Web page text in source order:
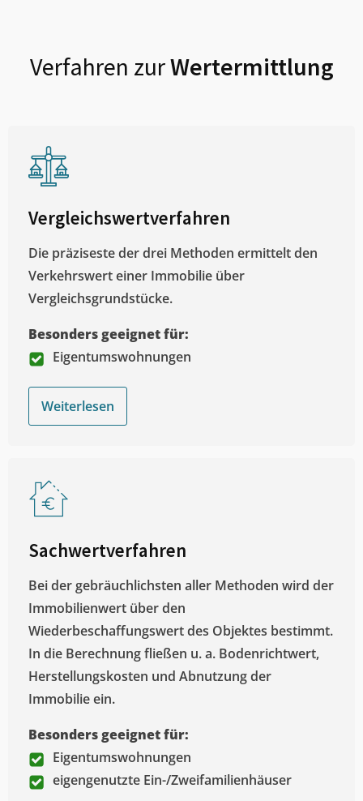
Verfahren zurWertermittlung
Vergleichswertverfahren
Die präziseste der drei Methoden ermittelt den
Verkehrswert einer Immobilie über
Vergleichsgrundstücke.
Besonders geeignet für:
Eigentumswohnungen
Weiterlesen
Sachwertverfahren
Bei der gebräuchlichsten aller Methoden wird der
Immobilienwert über den
Wiederbeschaffungswert des Objektes bestimmt.
In die Berechnung fließen u. a. Bodenrichtwert,
Herstellungskosten und Abnutzung der
Immobilie ein.
Besonders geeignet für:
Eigentumswohnungen
eigengenutzte Ein-/Zweifamilienhäuser